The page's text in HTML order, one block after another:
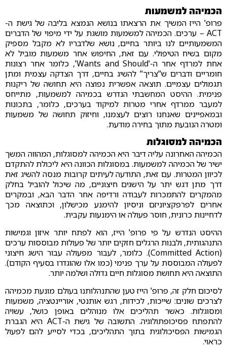
הכמיהה למשמעות
פרופ' הייז המשיך את הרצאתו בנושא הנמצא בליבה של גישת ה-
ACT – ערכים. הכמיהה למשמעות מושגת על ידי מיפוי של הדברים
המשמעותיים לנו ביותר בחיים, נושא שלדבריו לא מקבל מספיק
מקום בשיח הטיפולי. עם זאת, החיפוש אחר משמעות מוביל לא
אחת למרדף אחר ה-'Wants and Should', כלומר אחר רצונות
חומריים ודברים ש"צריך" להשיג בחיים, דרך הצדקה עצמית ומתן
תגמולים עצמיים. תוצאה אפשרית נפוצה היא תחושה של ריקנות
פנימית. ההיסט המחשבתי הנדרש בכמיהה למשמעות, מתייחס
למעבר ממרדף אחרי מטרות למיקוד בערכים, כלומר, בתכונות
ובמאפיינים שאנחנו רוצים לעצמנו, וחיזוק תחושה של משמעות
ומטרה הנובעת מתוך בחירה מודעת.
הכמיהה למסוגלות
הכמיהה האחרונה עליה דיבר היא הכמיהה למסוגלות, המהווה המשך
ישיר של הכמיהה למשמעות. במסוגלות הכוונה היא ליכולת להתקדם
לכיוון המטרות. עם זאת, התודעה לעיתים קרובות מנסה להשיג זאת
דרך מתן דגש יתר על הישגים חיצוניים, מה שיכול להוביל בחלק
מהמקרים להתמכרות לעבודה ורדיפה אחר הדבר הבא, ובמקרים
אחרים לפרפקציוניזם וניסיון להימנע מכישלון, וכתוצאה מכך
לדחיינות כרונית, חוסר פעולה או הימנעות עקבית.
ההיסט הנדרש על פי פרופ' הייז, הוא לפתח יותר איזון וגמישות
התנהגותית, ולבנות הרגלים חזקים יותר של פעולות מבוססות ערכים
(Committed Action). כלומר, לעבור מפעולה עבור הישג חיצוני
לפעולה המבוססת על ערך פנימי (כמו אלו שהוגדרו בסעיף הקודם).
התוצאה היא תחושת מסוגלות חיים גדולה ושלמה יותר.
לסיכום חלק זה, פרופ' הייז טען שהתנהלותנו בעולם מונעת מכמיהה
לצרכים שונים: שייכות, לכידות, רגש אותנטי, אוריינטציה, משמעות
ומסוגלות. כאשר תהליכים אלו מנוהלים באופן כושל, עשויה
להתפתח פסיכופתולוגיה. התשובה של גישת ה-ACT היא הגברת
הגמישות הפסיכולוגית בתוך התהליכים, בכדי לסייע להם לפעול
כראוי.